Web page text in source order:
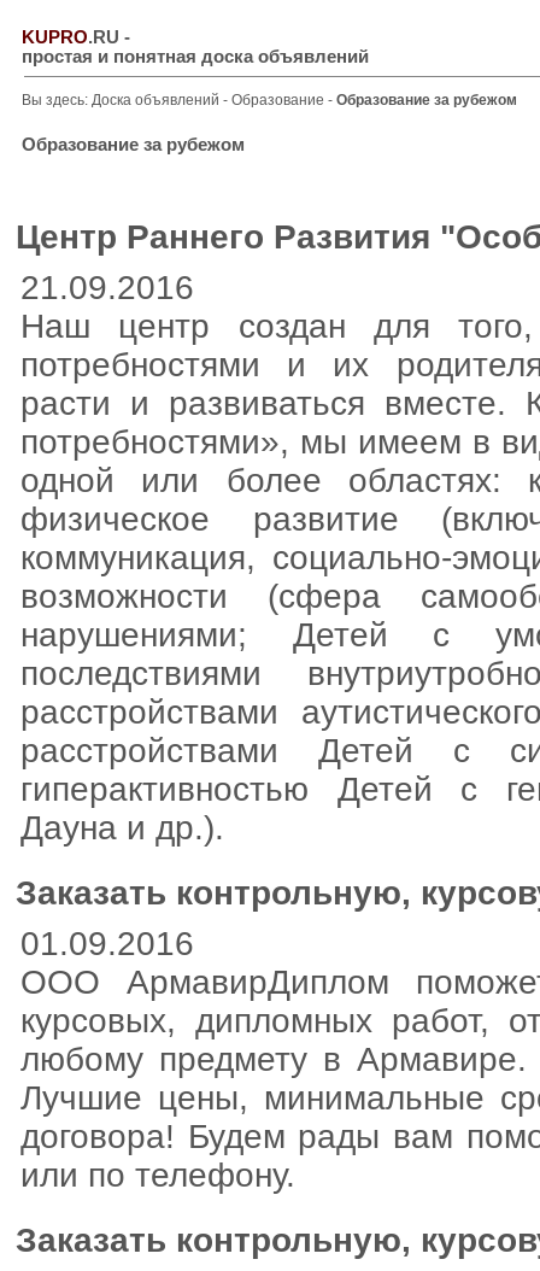
KUPRO.RU -
простая и понятная доска объявлений
Вы здесь: Доска объявлений - Образование - Образование за рубежом
Образование за рубежом
Центр Раннего Развития
21.09.2016
Наш центр создан для
потребностями и их
расти и развиваться
потребностями», мы имеем в
одной или более областях:
физическое развитие
коммуникация, социально-
возможности (сфера
нарушениями; Детей с
последствиями
расстройствами
расстройствами Детей с
гиперактивностью Детей с
Дауна и др.).
Заказать контрольную,
01.09.2016
ООО АрмавирДиплом
курсовых, дипломных работ,
любому предмету в
Лучшие цены, минимальные
договора! Будем рады вам
или по телефону.
Заказать контрольную,